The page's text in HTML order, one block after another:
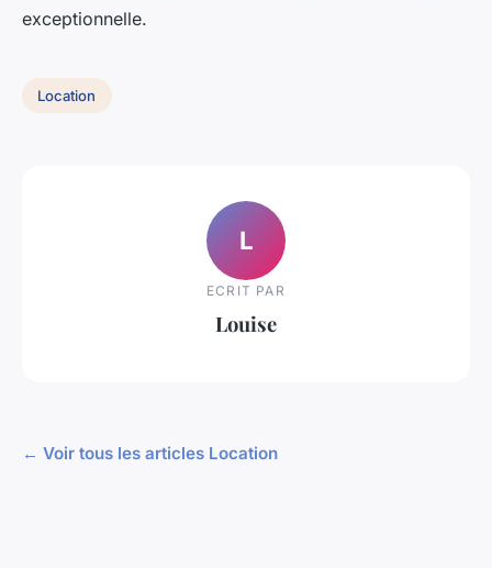
exceptionnelle.
Location
L
ECRIT PAR
Louise
← Voir tous les articles Location